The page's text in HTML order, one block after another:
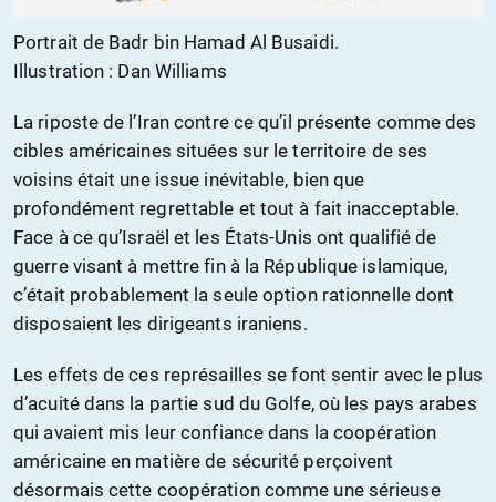
Portrait de Badr bin Hamad Al Busaidi.
Illustration : Dan Williams
La riposte de l’Iran contre ce qu’il présente comme des
cibles américaines situées sur le territoire de ses
voisins était une issue inévitable, bien que
profondément regrettable et tout à fait inacceptable.
Face à ce qu’Israël et les États-Unis ont qualifié de
guerre visant à mettre fin à la République islamique,
c’était probablement la seule option rationnelle dont
disposaient les dirigeants iraniens.
Les effets de ces représailles se font sentir avec le plus
d’acuité dans la partie sud du Golfe, où les pays arabes
qui avaient mis leur confiance dans la coopération
américaine en matière de sécurité perçoivent
désormais cette coopération comme une sérieuse